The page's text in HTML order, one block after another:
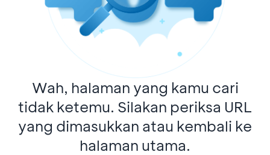
Wah, halaman yang kamu cari
tidak ketemu. Silakan periksa URL
yang dimasukkan atau kembali ke
halaman utama.